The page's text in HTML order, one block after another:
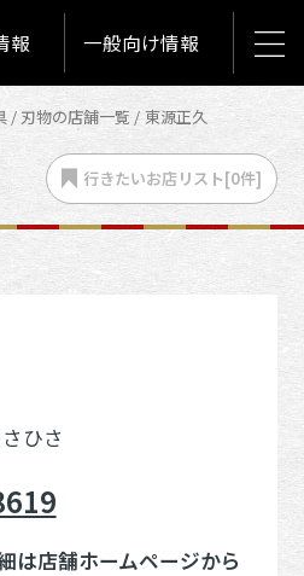
報 一般向け情報
刃物の店舗一覧 東源正久
行きたいお店リスト[0件]
ひさ
は店舗ホームページから